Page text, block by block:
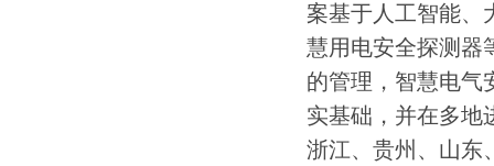
案基于人工智能、
慧用电安全探测器
的管理，智慧电气
实基础，并在多地
浙江、贵州、山东